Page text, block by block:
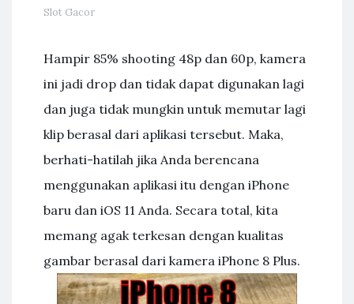
Slot Gacor
Hampir 85% shooting 48p dan 60p, kamera
ini jadi drop dan tidak dapat digunakan lagi
dan juga tidak mungkin untuk memutar lagi
klip berasal dari aplikasi tersebut. Maka,
berhati-hatilah jika Anda berencana
menggunakan aplikasi itu dengan iPhone
baru dan iOS 11 Anda. Secara total, kita
memang agak terkesan dengan kualitas
gambar berasal dari kamera iPhone 8 Plus.